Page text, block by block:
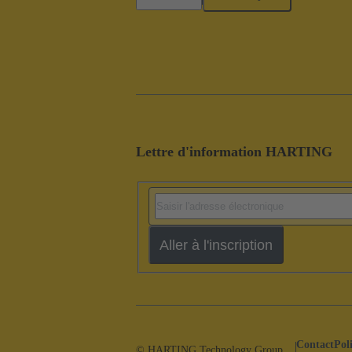
Lettre d'information HARTING
Aller à l'inscription
Contact